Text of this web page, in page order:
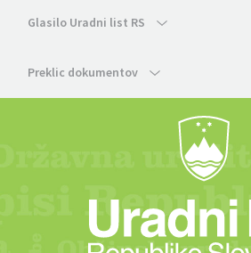
Glasilo Uradni list RS
Preklic dokumentov